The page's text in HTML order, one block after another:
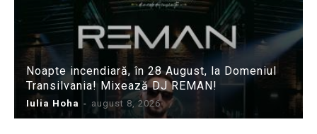
Noapte incendiară, în 28 August, la Domeniul
Transilvania! Mixează DJ REMAN!
Iulia Hoha - august 8, 2026